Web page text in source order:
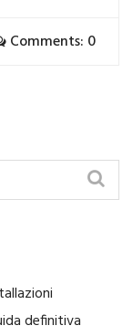
Comments: 0
definitiva